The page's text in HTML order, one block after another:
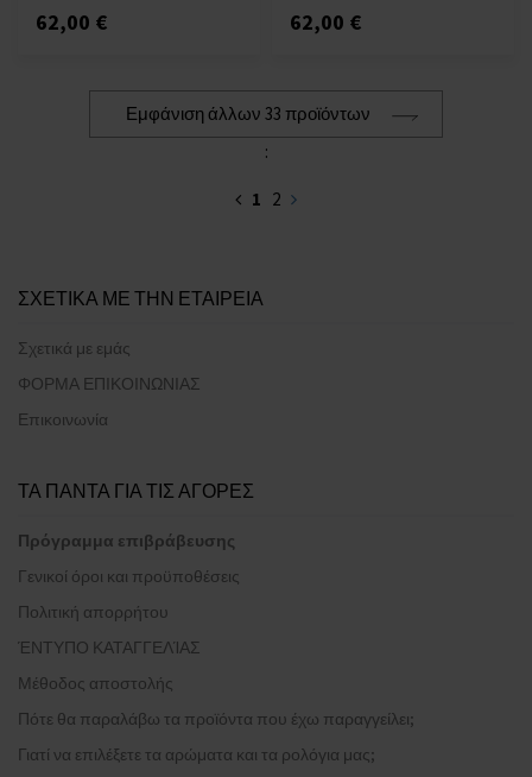
62,00 € 62,00 €
Εμφάνιση άλλων 33 προϊόντων
:
1 2
ΣΧΕΤΙΚΑ ΜΕ ΤΗΝ ΕΤΑΙΡΕΙΑ
Σχετικά με εμάς
ΦΟΡΜΑ ΕΠΙΚΟΙΝΩΝΙΑΣ
Επικοινωνία
ΤΑ ΠΑΝΤΑ ΓΙΑ ΤΙΣ ΑΓΟΡΕΣ
Πρόγραμμα επιβράβευσης
Γενικοί όροι και προϋποθέσεις
Πολιτική απορρήτου
ΈΝΤΥΠΟ ΚΑΤΑΓΓΕΛΊΑΣ
Μέθοδος αποστολής
Πότε θα παραλάβω τα προϊόντα που έχω παραγγείλει;
Γιατί να επιλέξετε τα αρώματα και τα ρολόγια μας;